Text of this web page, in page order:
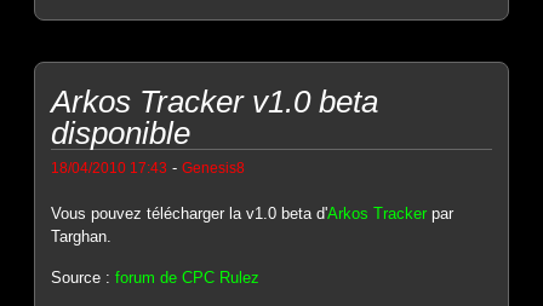
Arkos Tracker v1.0 beta
disponible
18/04/2010 17:43 -Genesis8
Vous pouvez télécharger la v1.0 beta d'Arkos Tracker par
Targhan.
Source :forum de CPC Rulez